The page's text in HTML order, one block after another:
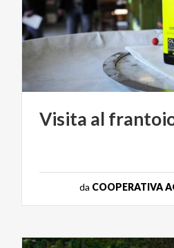
Visita al
da COOPERATIVA